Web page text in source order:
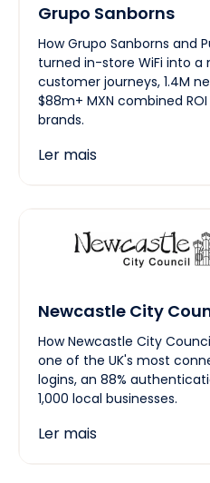
Grupo Sanborns
How Grupo Sanborns and
turned in-store WiFi into a
customer journeys, 1.4M
$88m+ MXN combined
brands.
Ler mais
Newcastle City
How Newcastle City
one of the UK's most
logins, an 88%
1,000 local businesses.
Ler mais